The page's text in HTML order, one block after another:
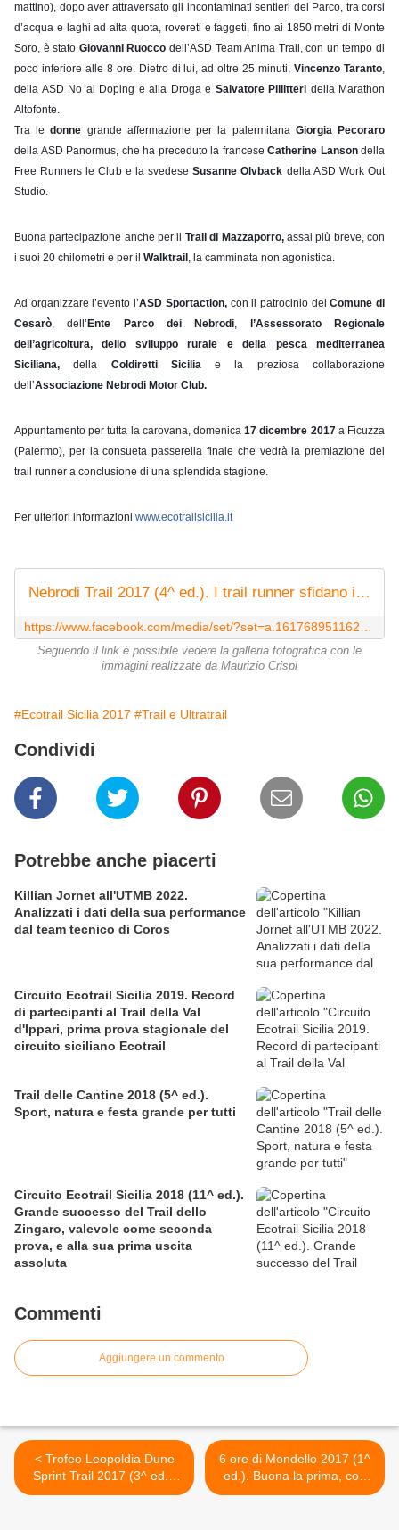
mattino), dopo aver attraversato gli incontaminati sentieri del Parco, tra corsi
d’acqua e laghi ad alta quota, rovereti e faggeti, fino ai 1850 metri di Monte
Soro, è stato Giovanni Ruocco dell’ASD Team Anima Trail, con un tempo di
poco inferiore alle 8 ore. Dietro di lui, ad oltre 25 minuti, Vincenzo Taranto,
della ASD No al Doping e alla Droga e Salvatore Pillitteri della Marathon
Altofonte.
Tra le donne grande affermazione per la palermitana Giorgia Pecoraro
della ASD Panormus, che ha preceduto la francese Catherine Lanson della
Free Runners le Club e la svedese Susanne Olvback della ASD Work Out
Studio.
Buona partecipazione anche per il Trail di Mazzaporro, assai più breve, con
i suoi 20 chilometri e per il Walktrail , la camminata non agonistica.
Ad organizzare l’evento l’ASD Sportaction, con il patrocinio del Comune di
Cesarò, dell’ Ente Parco dei Nebrodi,
l’Assessorato Regionale
dell’agricoltura, dello sviluppo rurale e della pesca mediterranea
Siciliana, della Coldiretti Sicilia e la preziosa collaborazione
dell’Associazione Nebrodi Motor Club.
Appuntamento per tutta la carovana, domenica 17 dicembre 2017 a Ficuzza
(Palermo), per la consueta passerella finale che vedrà la premiazione dei
trail runner a conclusione di una splendida stagione.
Per ulteriori informazioni www.ecotrailsicilia.it
Nebrodi Trail 2017 (4^ ed.). I trail runner sfidano i Nebrodi | Facebook
Seguendo il link è possibile vedere la galleria fotografica con le
immagini realizzate da Maurizio Crispi
#Ecotrail Sicilia 2017 #Trail e Ultratrail
Condividi
Potrebbe anche piacerti
Killian Jornet all'UTMB 2022.
Analizzati i dati della sua performance
dal team tecnico di Coros
Circuito Ecotrail Sicilia 2019. Record
di partecipanti al Trail della Val
d'Ippari, prima prova stagionale del
circuito siciliano Ecotrail
Trail delle Cantine 2018 (5^ ed.).
Sport, natura e festa grande per tutti
Circuito Ecotrail Sicilia 2018 (11^ ed.).
Grande successo del Trail dello
Zingaro, valevole come seconda
prova, e alla sua prima uscita
assoluta
Commenti
Aggiungere un commento
< Trofeo Leopoldia Dune
Sprint Trail 2017 (3^ ed.).
Appuntameno con lo sport
6 ore di Mondello 2017 (1^
ed.). Buona la prima, con
grande successo di